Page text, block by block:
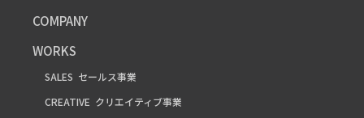
COMPANY
WORKS
SALES セールス事業
CREATIVE クリエイティブ事業